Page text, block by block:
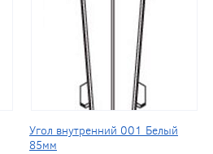
Угол внутренний 001 Белый
85мм